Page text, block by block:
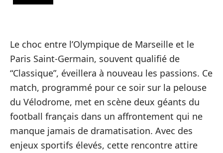
Le choc entre l’Olympique de Marseille et le
Paris Saint-Germain, souvent qualifié de
“Classique”, éveillera à nouveau les passions. Ce
match, programmé pour ce soir sur la pelouse
du Vélodrome, met en scène deux géants du
football français dans un affrontement qui ne
manque jamais de dramatisation. Avec des
enjeux sportifs élevés, cette rencontre attire